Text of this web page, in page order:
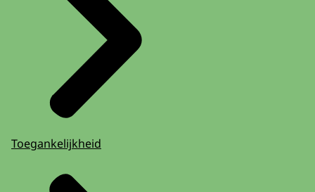
Toegankelijkheid